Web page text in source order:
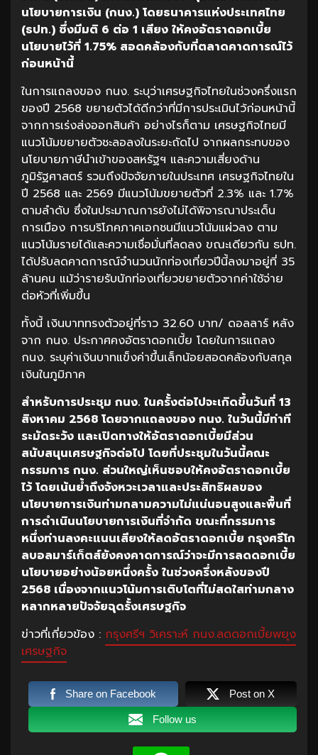
นโยบายการเงิน (กนง.) โดยธนาคารแห่งประเทศไทย
(ธปท.) ซึ่งมีมติ 6 ต่อ 1 เสียง ให้คงอัตราดอกเบี้ย
นโยบายไว้ที่ 1.75% สอดคล้องกับที่ตลาดคาดการณ์ไว้
ก่อนหน้านี้
ในการแถลงของ กนง. ระบุว่าเศรษฐกิจไทยในช่วงครึ่งแรก
ของปี 2568 ขยายตัวได้ดีกว่าที่มีการประเมินไว้ก่อนหน้านี้
จากการเร่งส่งออกสินค้า อย่างไรก็ตาม เศรษฐกิจไทยมี
แนวโน้มขยายตัวชะลอลงในระยะถัดไป จากผลกระทบของ
นโยบายภาษีนำเข้าของสหรัฐฯ และความเสี่ยงด้าน
ภูมิรัฐศาสตร์ รวมถึงปัจจัยภายในประเทศ เศรษฐกิจไทยใน
ปี 2568 และ 2569 มีแนวโน้มขยายตัวที่ 2.3% และ 1.7%
ตามลำดับ ซึ่งในประมาณการยังไม่ได้พิจารณาประเด็น
การเมือง การบริโภคภาคเอกชนมีแนวโน้มแผ่วลง ตาม
แนวโน้มรายได้และความเชื่อมั่นที่ลดลง ขณะเดียวกัน ธปท.
ได้ปรับลดคาดการณ์จำนวนนักท่องเที่ยวปีนี้ลงมาอยู่ที่ 35
ล้านคน แม้ว่ารายรับนักท่องเที่ยวขยายตัวจากค่าใช้จ่าย
ต่อหัวที่เพิ่มขึ้น
ทั้งนี้ เงินบาททรงตัวอยู่ที่ราว 32.60 บาท/ ดอลลาร์ หลัง
จาก กนง. ประกาศคงอัตราดอกเบี้ย โดยในการแถลง
กนง. ระบุค่าเงินบาทแข็งค่าขึ้นเล็กน้อยสอดคล้องกับสกุล
เงินในภูมิภาค
สำหรับการประชุม กนง. ในครั้งต่อไปจะเกิดขึ้นวันที่ 13
สิงหาคม 2568 โดยจากแถลงของ กนง. ในวันนี้มีท่าที
ระมัดระวัง และเปิดทางให้อัตราดอกเบี้ยมีส่วน
สนับสนุนเศรษฐกิจต่อไป โดยที่ประชุมในวันนี้คณะ
กรรมการ กนง. ส่วนใหญ่เห็นชอบให้คงอัตราดอกเบี้ย
ไว้ โดยเน้นย้ำถึงจังหวะเวลาและประสิทธิผลของ
นโยบายการเงินท่ามกลามความไม่แน่นอนสูงและพื้นที่
การดำเนินนโยบายการเงินที่จำกัด ขณะที่กรรมการ
หนึ่งท่านลงคะแนนเสียงให้ลดอัตราดอกเบี้ย กรุงศรีโก
ลบอลมาร์เก็ตส์ยังคงคาดการณ์ว่าจะมีการลดดอกเบี้ย
นโยบายอย่างน้อยหนึ่งครั้ง ในช่วงครึ่งหลังของปี
2568 เนื่องจากแนวโน้มการเติบโตที่ไม่สดใสท่ามกลาง
หลากหลายปัจจัยฉุดรั้งเศรษฐกิจ
ข่าวที่เกี่ยวข้อง : กรุงศรีฯ วิเคราะห์ กนง.ลดดอกเบี้ยพยุง
เศรษฐกิจ
Share on Facebook Post on X
Follow us